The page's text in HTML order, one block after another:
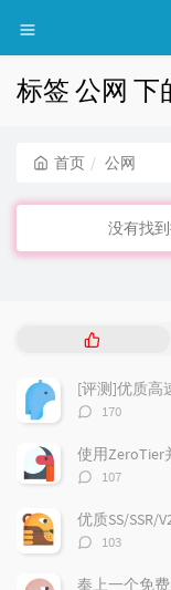
标签 公网 下
首页 公网
没有找
热
文
章
[评测]优质高
评
数：
170
使用ZeroTier
评
数：
107
优质SS/SSR/
评
数：
103
奉上一个免